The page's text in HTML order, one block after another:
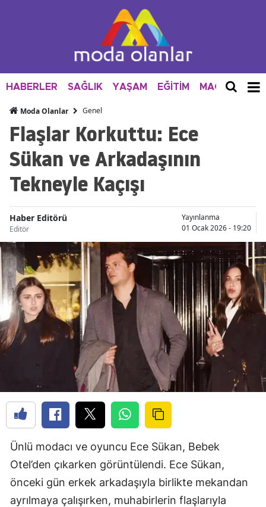
HABERLER SAĞLIK YAŞAM EĞİTİM MAGAZİN
Moda Olanlar Genel
Flaşlar Korkuttu: Ece
Sükan ve Arkadaşının
Tekneyle Kaçışı
Haber Editörü
Editör
Yayınlanma
01 Ocak 2026 - 19:20
Ünlü modacı ve oyuncu Ece Sükan, Bebek
Otel’den çıkarken görüntülendi. Ece Sükan,
önceki gün erkek arkadaşıyla birlikte mekandan
ayrılmaya çalışırken, muhabirlerin flaşlarıyla